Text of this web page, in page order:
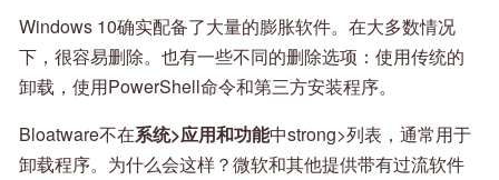
Windows 10确实配备了大量的膨胀软件。在大多数情况
下，很容易删除。也有一些不同的删除选项：使用传统的
卸载，使用PowerShell命令和第三方安装程序。
Bloatware不在系统>应用和功能中strong>列表，通常用于
卸载程序。为什么会这样？微软和其他提供带有过流软件